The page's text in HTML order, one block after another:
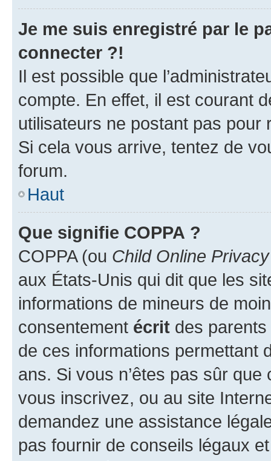
Je me suis enregistré par le
connecter ?!
Il est possible que
compte. En effet, il est courant
utilisateurs ne postant pas pour
Si cela vous arrive, tentez de
forum.
Haut
Que signifie COPPA ?
COPPA (ou Child Online
aux États-Unis qui dit que les
informations de mineurs de
consentement écrit des parents
de ces informations permettant
ans. Si vous n’êtes pas sûr
vous inscrivez, ou au site
demandez une assistance
pas fournir de conseils légaux